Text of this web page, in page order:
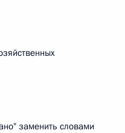
заменить словами